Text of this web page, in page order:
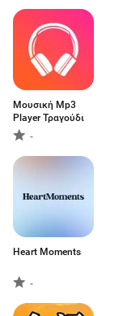
Μουσική Mp3
Player Τραγούδι
-
Heart Moments
-